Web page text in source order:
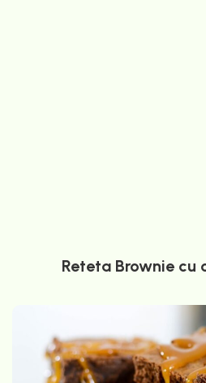
Reteta Brownie cu